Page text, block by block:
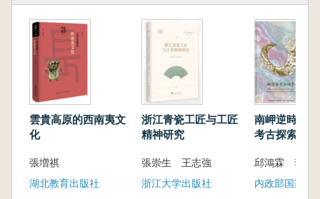
雲貴高原的西南夷文
化
張増祺
湖北教育出版社
浙江青瓷工匠与工匠
精神研究
張崇生 王志強
浙江大学出版社
南岬逆時光
考古探索
邱鴻霖 李匡